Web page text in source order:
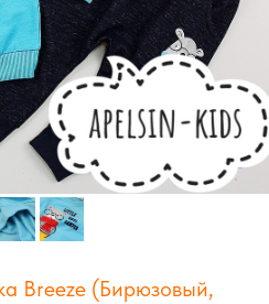
Breeze (Бирюзовый,